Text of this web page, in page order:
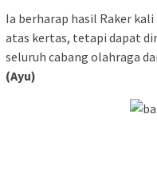
Ia berharap hasil Raker
atas kertas, tetapi dapat
seluruh cabang olahraga
(Ayu)